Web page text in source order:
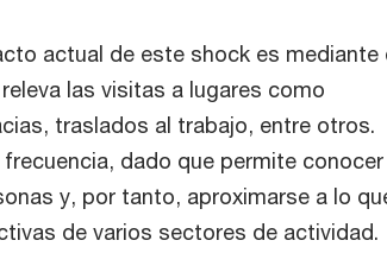
actual de este shock es mediante
las visitas a lugares como
traslados al trabajo, entre otros.
dado que permite conocer
y, por tanto, aproximarse a lo
de varios sectores de actividad.